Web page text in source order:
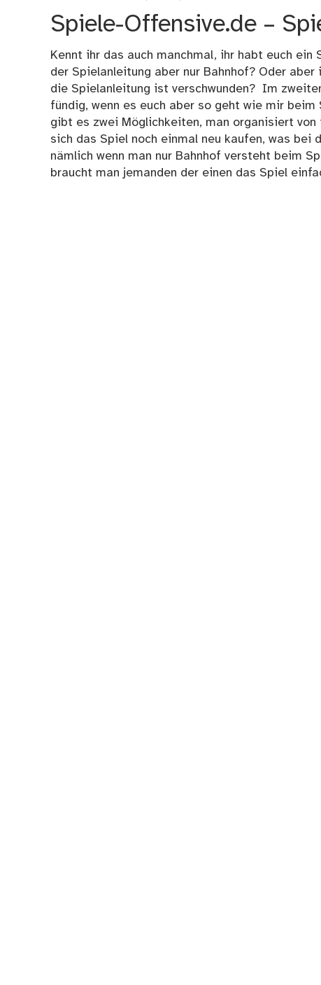
Spiele-Offensive.de –
Kennt ihr das auch manchmal, ihr habt euch
der Spielanleitung aber nur Bahnhof? Oder
die Spielanleitung ist verschwunden? Im
fündig, wenn es euch aber so geht wie mir
gibt es zwei Möglichkeiten, man organisiert
sich das Spiel noch einmal neu kaufen, was
nämlich wenn man nur Bahnhof versteht beim
braucht man jemanden der einen das Spiel